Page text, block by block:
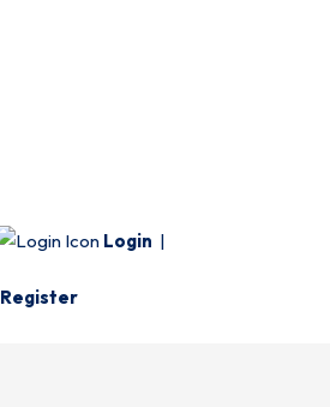
Login |
Register